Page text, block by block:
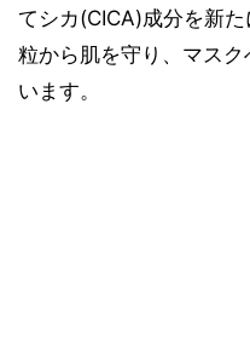
てシカ(CICA)成分を新
粒から肌を守り、マス
います。